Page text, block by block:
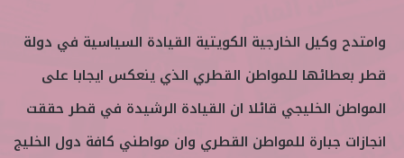
وامتدح وكيل الخارجية الكويتية القيادة السياسية في دولة
قطر بعطائها للمواطن القطري الذي ينعكس ايجابا على
المواطن الخليجي قائلا ان القيادة الرشيدة في قطر حققت
انجازات جبارة للمواطن القطري وان مواطني كافة دول الخليج